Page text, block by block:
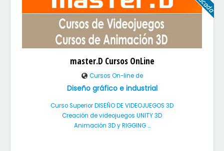
master.D Cursos OnLine
Cursos On-line de
Diseño gráfico e industrial
Curso Superior DISEÑO DE VIDEOJUEGOS 3D
Creación de videojuegos UNITY 3D
Animación 3D y RIGGING ...